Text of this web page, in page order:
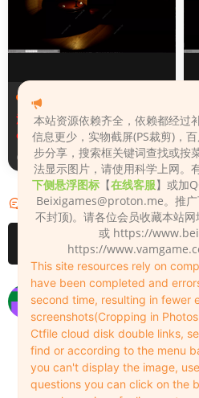
场景（Scenes）
汉化版Fall_Of_Dynasty_Silh
ouette_Play_Bug_Fixed_2&
《王朝陨落》剪影玩法修复版
4天前
评论 2
为何解压时会显示无效密码？
541233 2024-12-11 0
用 7-zip软件进行解
的。
Admin 2024-12-11
本站资源依赖齐全，依赖都经过
信息更少，实物截屏(PS裁剪)，
步分享，搜索框关键词查找或按
法显示图片，请使用科学上网。
下侧悬浮图标 【在线客服】或加
Beixigames@proton.me。推
不封顶)。请各位会员收藏本站
或 https://
https://
This site resources rely on
have been completed and
second time, resulting in fewer
screenshots(Cropping in
Ctfile cloud disk double links,
find or according to the menu
you can't display the image,
questions you can click on the